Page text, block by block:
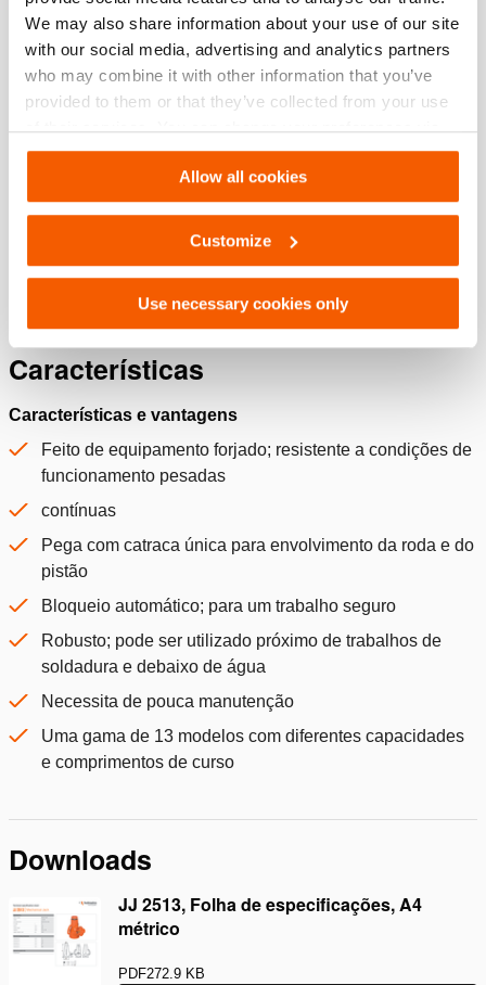
We may also share information about your use of our site
with our social media, advertising and analytics partners
who may combine it with other information that you’ve
provided to them or that they’ve collected from your use
of their services. You can change your preferences via
Settings. See ourcookiestatement.
Allow all cookies
Customize
Use necessary cookies only
Dimensões de desenho técnico
Technical Drawing
Technical Drawing Of Mechanical jack
Download
Características
Características e vantagens
Feito de equipamento forjado; resistente a condições de
funcionamento pesadas
contínuas
Pega com catraca única para envolvimento da roda e do
pistão
Bloqueio automático; para um trabalho seguro
Robusto; pode ser utilizado próximo de trabalhos de
soldadura e debaixo de água
Necessita de pouca manutenção
Uma gama de 13 modelos com diferentes capacidades
e comprimentos de curso
Downloads
JJ 2513, Folha de especificações, A4
métrico
PDF272.9 KB